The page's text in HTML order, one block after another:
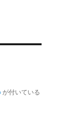
が付いている